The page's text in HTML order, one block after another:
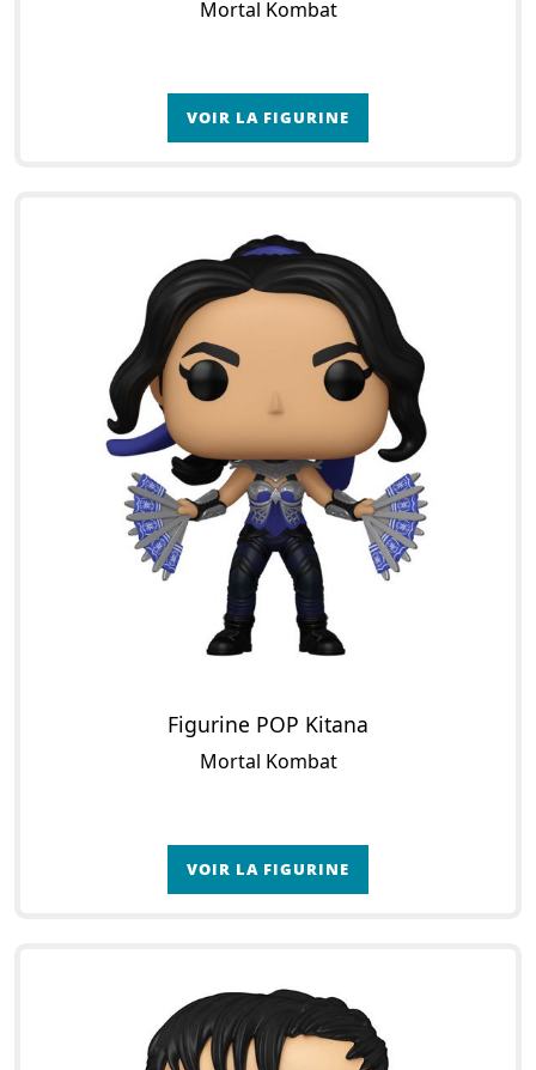
Mortal Kombat
VOIR LA FIGURINE
Figurine POP Kitana
Mortal Kombat
VOIR LA FIGURINE